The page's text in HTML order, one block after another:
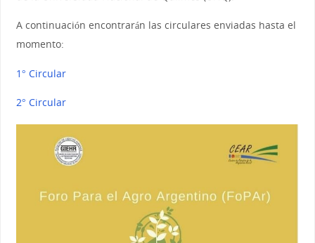
A continuación encontrarán las circulares enviadas hasta el
momento:
1° Circular
2° Circular